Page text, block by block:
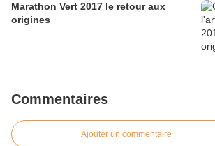
Marathon Vert 2017 le retour aux
origines
Commentaires
Ajouter un commentaire